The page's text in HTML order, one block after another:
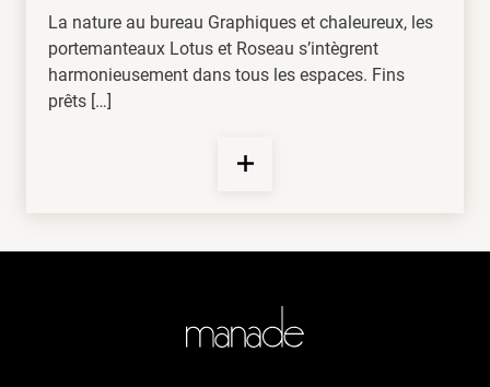
La nature au bureau Graphiques et chaleureux, les
portemanteaux Lotus et Roseau s’intègrent
harmonieusement dans tous les espaces. Fins
prêts […]